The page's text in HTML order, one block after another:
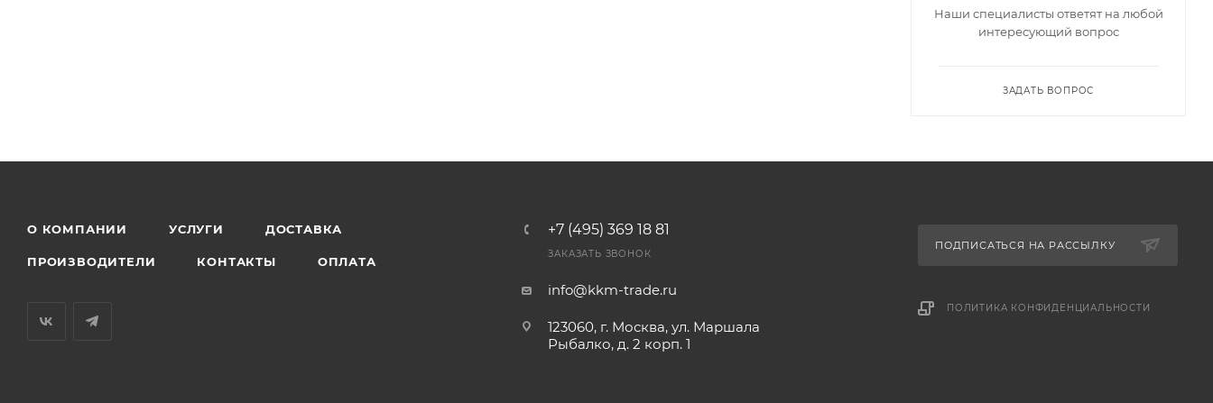
Наши специалисты ответят на любой
интересующий вопрос
ЗАДАТЬ ВОПРОС
О КОМПАНИИ УСЛУГИ ДОСТАВКА
ПРОИЗВОДИТЕЛИ КОНТАКТЫ ОПЛАТА
+7 (495) 369 18 81
ЗАКАЗАТЬ ЗВОНОК
info@kkm-trade.ru
123060, г. Москва, ул. Маршала
Рыбалко, д. 2 корп. 1
ПОДПИСАТЬСЯ НА РАССЫЛКУ
ПОЛИТИКА КОНФИДЕНЦИАЛЬНОСТИ